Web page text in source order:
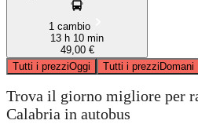
1 cambio
13 h 10 min
49,00 €
Tutti i prezziOggi Tutti i prezziDomani
Trova il giorno migliore per
Calabria in autobus